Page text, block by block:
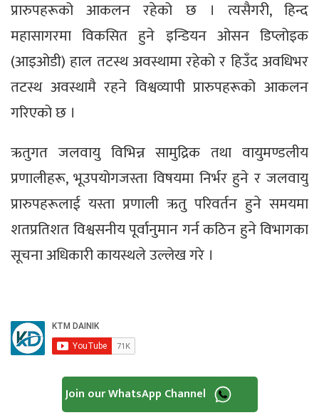
प्रारुपहरूको आकलन रहेको छ । त्यसैगरी, हिन्द
महासागरमा विकसित हुने इन्डियन ओसन डिप्लोइक
(आइओडी) हाल तटस्थ अवस्थामा रहेको र हिउँद अवधिभर
तटस्थ अवस्थामै रहने विश्वव्यापी प्रारुपहरूको आकलन
गरिएको छ ।
ऋतुगत जलवायु विभिन्न सामुद्रिक तथा वायुमण्डलीय
प्रणालीहरू, भूउपयोगजस्ता विषयमा निर्भर हुने र जलवायु
प्रारुपहरूलाई यस्ता प्रणाली ऋतु परिवर्तन हुने समयमा
शतप्रतिशत विश्वसनीय पूर्वानुमान गर्न कठिन हुने विभागका
सूचना अधिकारी कायस्थले उल्लेख गरे ।
Join our WhatsApp Channel